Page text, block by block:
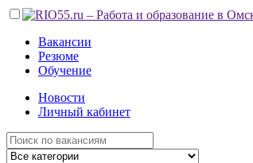
Вакансии
Резюме
Обучение
Новости
Личный кабинет